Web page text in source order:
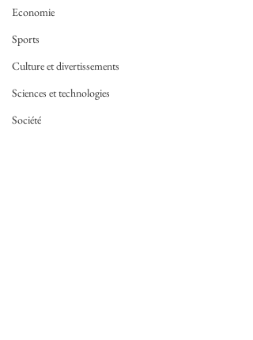
Economie
Sports
Culture et divertissements
Sciences et technologies
Société